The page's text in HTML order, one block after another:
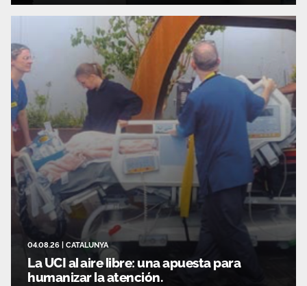
04.08.26 CATALUNYA
La UCI al aire libre: una apuesta para
humanizar la atención.